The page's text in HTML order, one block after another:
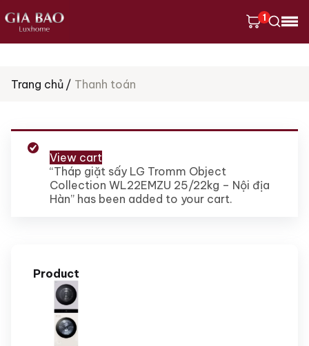
1
kiếm
Trang chủ Thanh toán
“Tháp giặt sấy LG Tromm Object
Collection WL22EMZU 25/22kg – Nội địa
Hàn” has been added to your cart.
View cart